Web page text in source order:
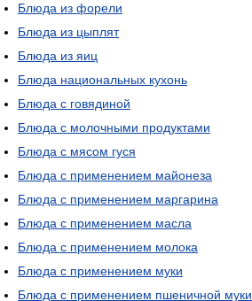
Блюда из форели
Блюда из цыплят
Блюда из яиц
Блюда национальных кухонь
Блюда с говядиной
Блюда с молочными продуктами
Блюда с мясом гуся
Блюда с применением майонеза
Блюда с применением маргарина
Блюда с применением масла
Блюда с применением молока
Блюда с применением муки
Блюда с применением пшеничной муки